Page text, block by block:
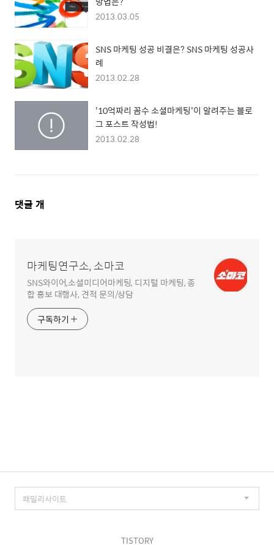
2013.03.05
SNS 마케팅 성공 비결은? SNS 마케팅 성공사
례
2013.02.28
'10억짜리 꼼수 소셜마케팅'이 알려주는 블로
그 포스트 작성법!
2013.02.28
댓
댓글 개
마케팅연구소, 소마코
SNS와이어,소셜미디어마케팅, 디지털 마케팅, 종
합 홍보 대행사, 견적 문의/상담
구독하기
TISTORY